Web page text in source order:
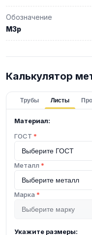
Обозначение
М3р
Калькулятор
Трубы Листы
Материал:
ГОСТ *
Металл *
Марка *
Укажите размеры: